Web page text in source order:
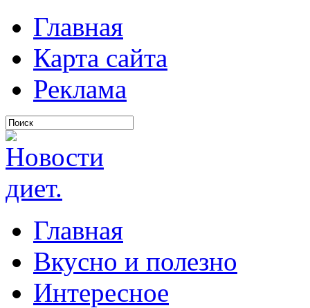
Главная
Карта сайта
Реклама
Главная
Вкусно и полезно
Интересное